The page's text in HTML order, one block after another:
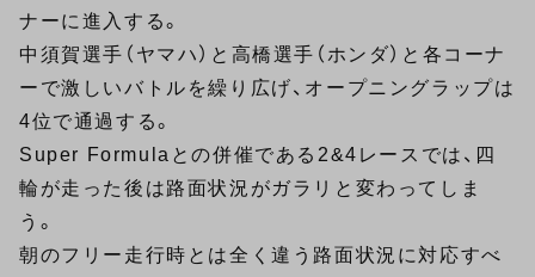
ナーに進入する。
中須賀選手（ヤマハ）と高橋選手（ホンダ）と各コーナ
ーで激しいバトルを繰り広げ、オープニングラップは
4位で通過する。
Super Formulaとの併催である2&4レースでは、四
輪が走った後は路面状況がガラリと変わってしま
う。
朝のフリー走行時とは全く違う路面状況に対応すべ